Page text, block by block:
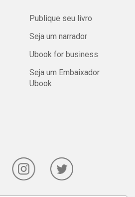
Publique seu livro
Seja um narrador
Ubook for business
Seja um Embaixador
Ubook